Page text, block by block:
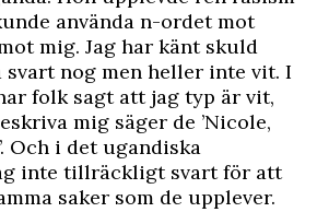
använda n-ordet mot
mig. Jag har känt skuld
svart nog men heller inte vit. I
folk sagt att jag typ är vit,
mig säger de ’Nicole,
Och i det ugandiska
inte tillräckligt svart för att
saker som de upplever.